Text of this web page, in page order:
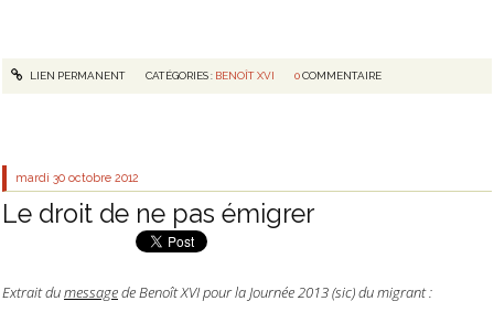
LIEN PERMANENT CATÉGORIES : BENOÎT XVI 0COMMENTAIRE
mardi 30 octobre 2012
Le droit de ne pas émigrer
Extrait dumessagede Benoît XVI pour la Journée 2013 (sic) du migrant :